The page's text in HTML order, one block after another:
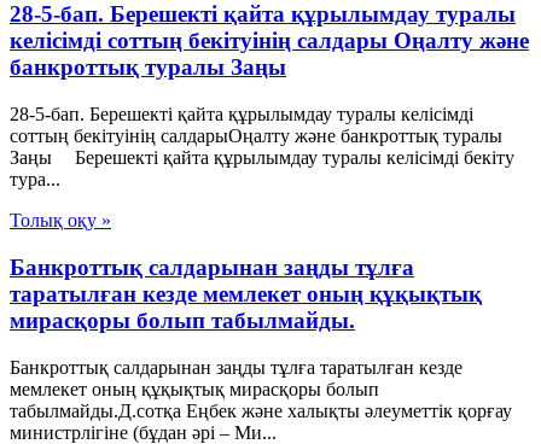
28-5-бап. Берешекті қайта құрылымдау туралы
келісімді соттың бекітуінің салдары Оңалту және
банкроттық туралы Заңы
28-5-бап. Берешекті қайта құрылымдау туралы келісімді
соттың бекітуінің салдарыОңалту және банкроттық туралы
Заңы Берешекті қайта құрылымдау туралы келісімді бекіту
тура...
Толық оқу »
Банкроттық салдарынан заңды тұлға
таратылған кезде мемлекет оның құқықтық
мирасқоры болып табылмайды.
Банкроттық салдарынан заңды тұлға таратылған кезде
мемлекет оның құқықтық мирасқоры болып
табылмайды.Д.сотқа Еңбек және халықты әлеуметтік қорғау
министрлігіне (бұдан әрі – Ми...